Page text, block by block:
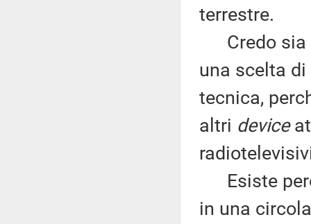
terrestre.
Credo sia
una scelta
tecnica,
altri device
Esiste
in una